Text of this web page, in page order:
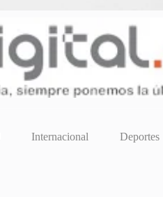
Internacional Deportes